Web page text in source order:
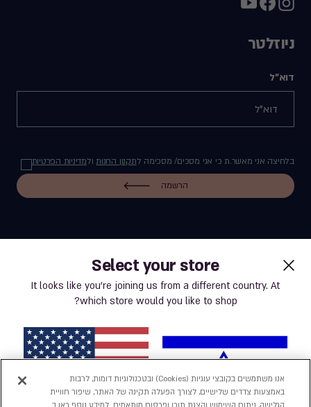
Select your store
It looks like you’re joining us from a different country. At
which store would you like to shop?
ניוזלטר
דוא"ל
בלחיצה אני מאשר.ת כי אני מסכים/ מסכימה לתקנון החנותולמדיניות הפרטיות
הרשמה
label.payment
תנאי שימוש באתר
מדיניות פרטיות
נְגִישׁוּת
אנו משתמשים בקובצי עוגיות (Cookies) ובטכנולוגיות דומות, לרבות
באמצעות צדדים שלישיים, לצורך הפעלה תקינה של האתר, שיפור חוויית